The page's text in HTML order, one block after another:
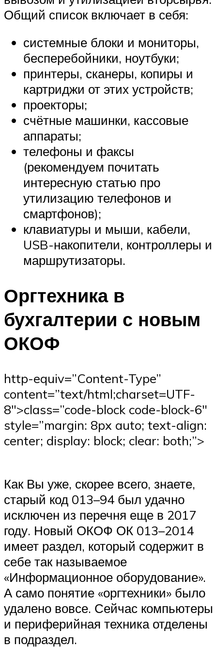
Общий список включает в себя:
системные блоки и мониторы,
бесперебойники, ноутбуки;
принтеры, сканеры, копиры и
картриджи от этих устройств;
проекторы;
счётные машинки, кассовые
аппараты;
телефоны и факсы
(рекомендуем почитать
интересную статью про
утилизацию телефонов и
смартфонов);
клавиатуры и мыши, кабели,
USB-накопители, контроллеры и
маршрутизаторы.
Оргтехника в
бухгалтерии с новым
ОКОФ
http-equiv=”Content-Type”
content=”text/html;charset=UTF-
8″>class=”code-block code-block-6″
style=”margin: 8px auto; text-align:
center; display: block; clear: both;”>
Как Вы уже, скорее всего, знаете,
старый код 013–94 был удачно
исключен из перечня еще в 2017
году. Новый ОКОФ ОК 013–2014
имеет раздел, который содержит в
себе так называемое
«Информационное оборудование».
А само понятие «оргтехники» было
удалено вовсе. Сейчас компьютеры
и периферийная техника отделены
в подраздел.